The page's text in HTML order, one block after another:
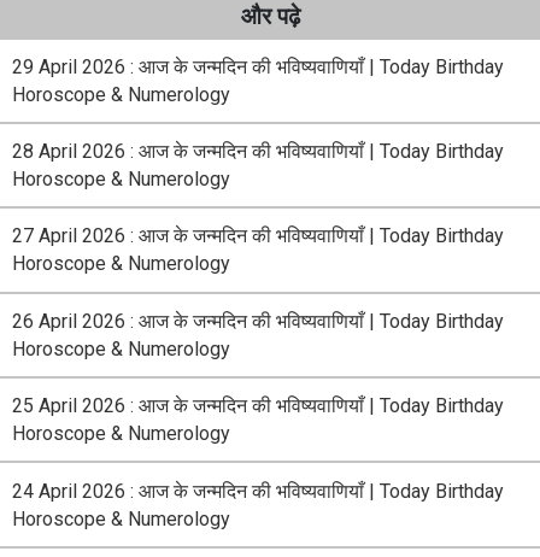
और पढ़े
29 April 2026 : आज के जन्मदिन की भविष्यवाणियाँ | Today Birthday
Horoscope & Numerology
28 April 2026 : आज के जन्मदिन की भविष्यवाणियाँ | Today Birthday
Horoscope & Numerology
27 April 2026 : आज के जन्मदिन की भविष्यवाणियाँ | Today Birthday
Horoscope & Numerology
26 April 2026 : आज के जन्मदिन की भविष्यवाणियाँ | Today Birthday
Horoscope & Numerology
25 April 2026 : आज के जन्मदिन की भविष्यवाणियाँ | Today Birthday
Horoscope & Numerology
24 April 2026 : आज के जन्मदिन की भविष्यवाणियाँ | Today Birthday
Horoscope & Numerology